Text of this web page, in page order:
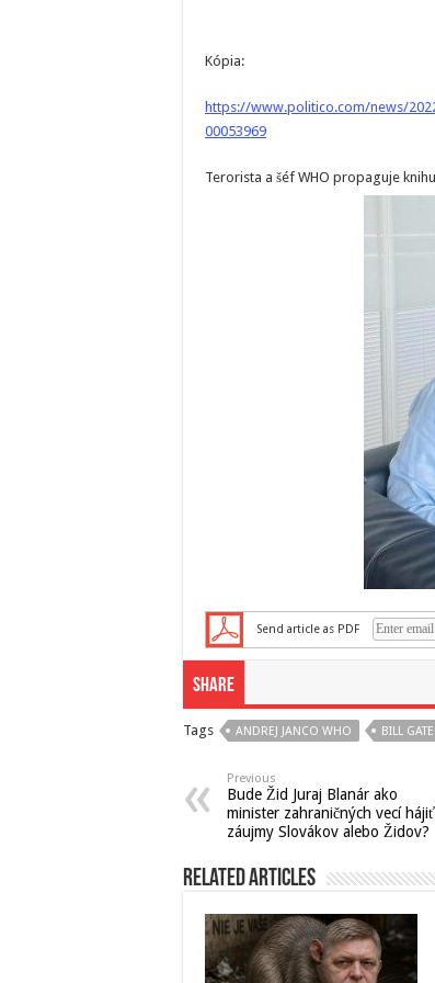
Kópia:
https://www.politico.com/news/
00053969
Terorista a šéf WHO propaguje
Send article as PDF
Share
Tags ANDREJ JANCO WHO BILL
Previous
Bude Žid Juraj Blanár ako
minister zahraničných vecí hájiť
záujmy Slovákov alebo Židov?
Related Articles